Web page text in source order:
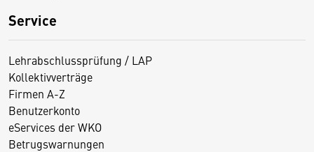
Service
Lehrabschlussprüfung / LAP
Kollektivverträge
Firmen A-Z
Benutzerkonto
eServices der WKO
Betrugswarnungen